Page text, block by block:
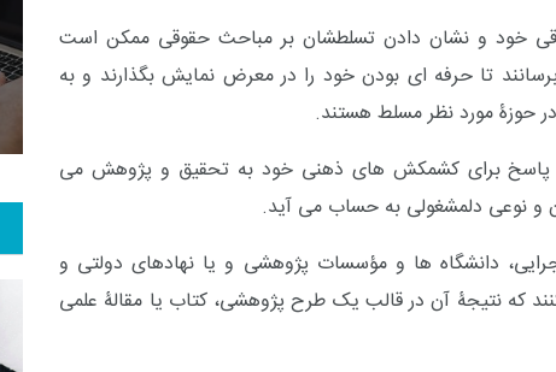
خود و نشان دادن تسلطشان بر مباحث حقوقی ممکن است
تا حرفه ای بودن خود را در معرض نمایش بگذارند و به
حوزۀ مورد نظر مسلط هستند.
پاسخ برای کشمکش های ذهنی خود به تحقیق و پژوهش می
و نوعی دلمشغولی به حساب می آید.
دانشگاه ها و مؤسسات پژوهشی و یا نهادهای دولتی و
که نتیجۀ آن در قالب یک طرح پژوهشی، کتاب یا مقالۀ علمی
11+
فراخوان مقاله
92+
رویداد
2+
و هنر